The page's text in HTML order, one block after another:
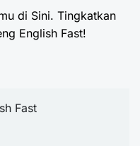
di Sini. Tingkatkan
English Fast!
Fast